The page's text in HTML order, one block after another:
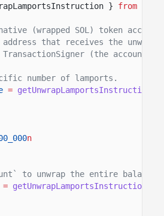
} from
(wrapped SOL) token
that receives the
(the account
number of lamports.
= getUnwrapLamportsInstruction
n
to unwrap the entire balance.
= getUnwrapLamportsInstruction